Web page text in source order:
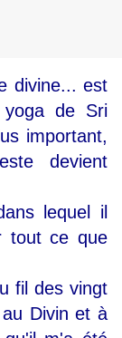
divine... est
yoga de Sri
important,
devient
lequel il
tout ce que
fil des vingt
Divin et à